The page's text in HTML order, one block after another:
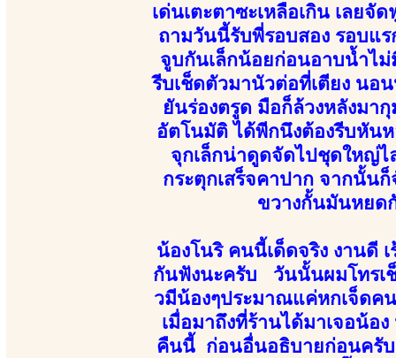
เด่นเตะตาซะเหลือเกิน เลย
ถามวันนี้รับพี่รอบสอง รอบแร
จูบกันเล็กน้อยก่อนอาบน้ำไ
รีบเช็ดตัวมานัวต่อที่เตียง นอ
ยันร่องตรูด มือก็ล้วงหลังมา
อัตโนมัติ ได้พีกนึงต้องรีบหัน
จุกเล็กน่าดูดจัดไปชุดใหญ่
กระตุกเสร็จคาปาก จากนั้น
ขวางกั้นมันหยด
น้องโนริ คนนี้เด็ดจริง งานดี
กันฟังนะครับ วันนั้นผมโทรเ
วมีน้องๆประมาณแค่หกเจ็ดค
เมื่อมาถึงที่ร้านได้มาเจอน้อ
คืนนี้ ก่อนอื่นอธิบายก่อนครับ